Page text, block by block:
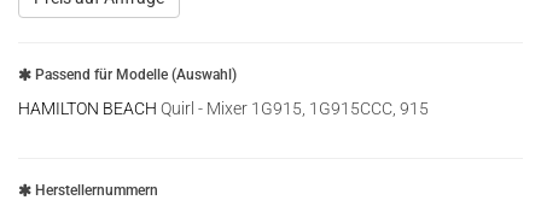
Passend für Modelle (Auswahl)
HAMILTON BEACH Quirl - Mixer 1G915, 1G915CCC, 915
Herstellernummern